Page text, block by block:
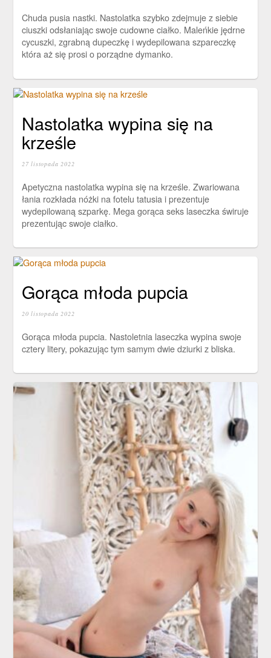
Chuda pusia nastki. Nastolatka szybko zdejmuje z siebie
ciuszki odsłaniając swoje cudowne ciałko. Maleńkie jędrne
cycuszki, zgrabną dupeczkę i wydepilowana szpareczkę
która aż się prosi o porządne dymanko.
Nastolatka wypina się na
krześle
27 listopada 2022
Apetyczna nastolatka wypina się na krześle. Zwariowana
łania rozkłada nóżki na fotelu tatusia i prezentuje
wydepilowaną szparkę. Mega gorąca seks laseczka świruje
prezentując swoje ciałko.
Gorąca młoda pupcia
20 listopada 2022
Gorąca młoda pupcia. Nastoletnia laseczka wypina swoje
cztery litery, pokazując tym samym dwie dziurki z bliska.